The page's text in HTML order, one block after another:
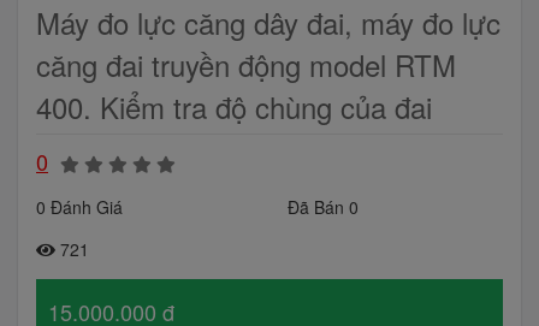
Máy đo lực căng dây đai, máy đo lực
căng đai truyền động model RTM
400. Kiểm tra độ chùng của đai
0
0 Đánh Giá
Đã Bán 0
721
15.000.000 đ